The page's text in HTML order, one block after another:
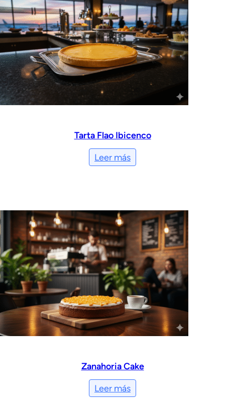
Tarta Flao Ibicenco
Leer más
Zanahoria Cake
Leer más